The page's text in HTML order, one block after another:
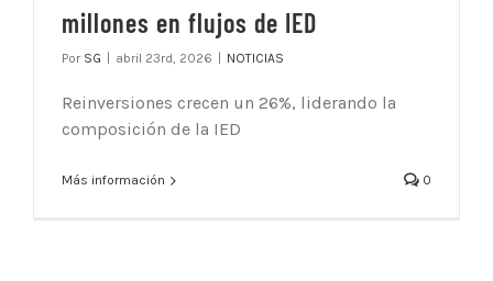
millones en flujos de IED
Por SG | abril 23rd, 2026 | NOTICIAS
Reinversiones crecen un 26%, liderando la
composición de la IED
Más información 0